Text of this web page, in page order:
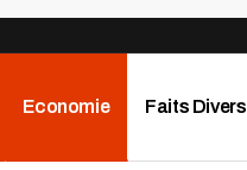
Economie Faits Divers